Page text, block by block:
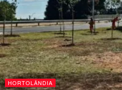
HORTOLÂNDIA